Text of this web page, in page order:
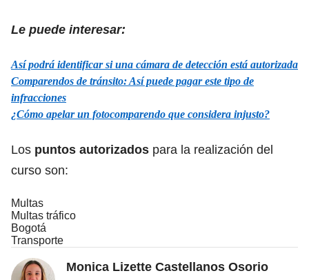
Le puede interesar:
Así podrá identificar si una cámara de detección está autorizada
Comparendos de tránsito: Así puede pagar este tipo de
infracciones
¿Cómo apelar un fotocomparendo que considera injusto?
Los puntos autorizados para la realización del
curso son:
Multas
Multas tráfico
Bogotá
Transporte
Monica Lizette Castellanos Osorio